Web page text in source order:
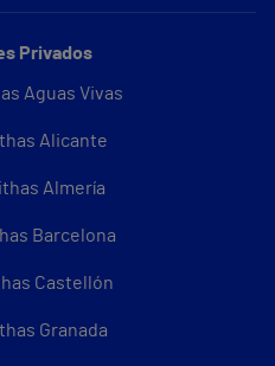
Privados
Aguas Vivas
Alicante
Almería
Barcelona
Castellón
Granada